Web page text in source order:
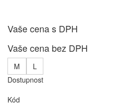
Vaše cena s DPH
Vaše cena bez DPH
M
L
Dostupnost
Kód